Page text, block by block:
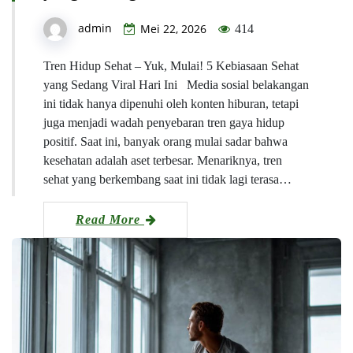
admin Mei 22, 2026 414
Tren Hidup Sehat – Yuk, Mulai! 5 Kebiasaan Sehat
yang Sedang Viral Hari Ini Media sosial belakangan
ini tidak hanya dipenuhi oleh konten hiburan, tetapi
juga menjadi wadah penyebaran tren gaya hidup
positif. Saat ini, banyak orang mulai sadar bahwa
kesehatan adalah aset terbesar. Menariknya, tren
sehat yang berkembang saat ini tidak lagi terasa…
Read More